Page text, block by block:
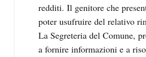
redditi. Il genitore che
poter usufruire del relativo
La Segreteria del Comune,
a fornire informazioni e a